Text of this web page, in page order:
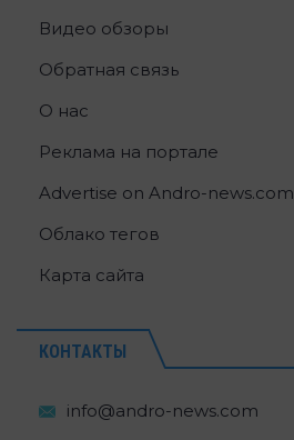
Видео обзоры
Обратная связь
О нас
Реклама на портале
Advertise on Andro-news.com
Облако тегов
Карта сайта
КОНТАКТЫ